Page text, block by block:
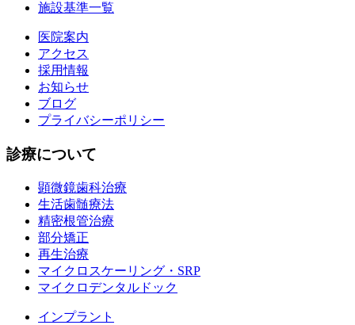
施設基準一覧
医院案内
アクセス
採用情報
お知らせ
ブログ
プライバシーポリシー
診療について
顕微鏡歯科治療
生活歯髄療法
精密根管治療
部分矯正
再生治療
マイクロスケーリング・SRP
マイクロデンタルドック
インプラント